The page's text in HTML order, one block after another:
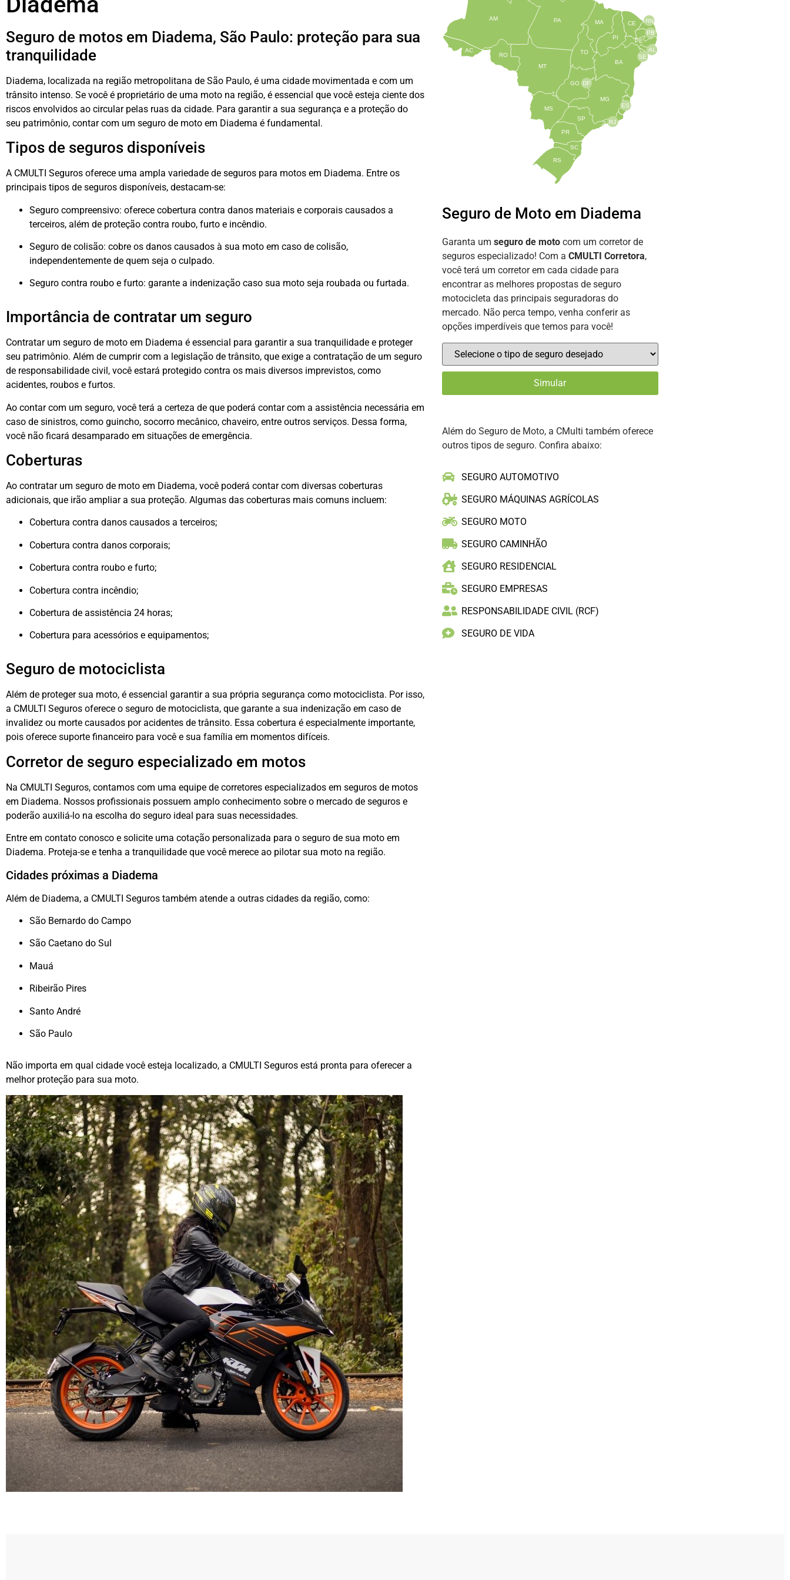
Seguro de motos em Diadema, São Paulo: proteção para sua
tranquilidade
Diadema, localizada na região metropolitana de São Paulo, é uma cidade movimentada e com um
trânsito intenso. Se você é proprietário de uma moto na região, é essencial que você esteja ciente dos
riscos envolvidos ao circular pelas ruas da cidade. Para garantir a sua segurança e a proteção do
seu patrimônio, contar com um seguro de moto em Diadema é fundamental.
Tipos de seguros disponíveis
A CMULTI Seguros oferece uma ampla variedade de seguros para motos em Diadema. Entre os
principais tipos de seguros disponíveis, destacam-se:
Seguro compreensivo: oferece cobertura contra danos materiais e corporais causados a
terceiros, além de proteção contra roubo, furto e incêndio.
Seguro de colisão: cobre os danos causados à sua moto em caso de colisão,
independentemente de quem seja o culpado.
Seguro contra roubo e furto: garante a indenização caso sua moto seja roubada ou furtada.
Importância de contratar um seguro
Contratar um seguro de moto em Diadema é essencial para garantir a sua tranquilidade e proteger
seu patrimônio. Além de cumprir com a legislação de trânsito, que exige a contratação de um seguro
de responsabilidade civil, você estará protegido contra os mais diversos imprevistos, como
acidentes, roubos e furtos.
Ao contar com um seguro, você terá a certeza de que poderá contar com a assistência necessária em
caso de sinistros, como guincho, socorro mecânico, chaveiro, entre outros serviços. Dessa forma,
você não ficará desamparado em situações de emergência.
Coberturas
Ao contratar um seguro de moto em Diadema, você poderá contar com diversas coberturas
adicionais, que irão ampliar a sua proteção. Algumas das coberturas mais comuns incluem:
Cobertura contra danos causados a terceiros;
Cobertura contra danos corporais;
Cobertura contra roubo e furto;
Cobertura contra incêndio;
Cobertura de assistência 24 horas;
Cobertura para acessórios e equipamentos;
Seguro de motociclista
Além de proteger sua moto, é essencial garantir a sua própria segurança como motociclista. Por isso,
a CMULTI Seguros oferece o seguro de motociclista, que garante a sua indenização em caso de
invalidez ou morte causados por acidentes de trânsito. Essa cobertura é especialmente importante,
pois oferece suporte financeiro para você e sua família em momentos difíceis.
Corretor de seguro especializado em motos
Na CMULTI Seguros, contamos com uma equipe de corretores especializados em seguros de motos
em Diadema. Nossos profissionais possuem amplo conhecimento sobre o mercado de seguros e
poderão auxiliá-lo na escolha do seguro ideal para suas necessidades.
Entre em contato conosco e solicite uma cotação personalizada para o seguro de sua moto em
Diadema. Proteja-se e tenha a tranquilidade que você merece ao pilotar sua moto na região.
Cidades próximas a Diadema
Além de Diadema, a CMULTI Seguros também atende a outras cidades da região, como:
São Bernardo do Campo
São Caetano do Sul
Mauá
Ribeirão Pires
Santo André
São Paulo
Não importa em qual cidade você esteja localizado, a CMULTI Seguros está pronta para oferecer a
melhor proteção para sua moto.
TO
BA
SE
PE
AL
RN
CE
PI
MA
PA
AM
AC
RO
MT
MS
GO
PR
SC
RS
SP
MG
RJ
ES
DF
PB
Seguro de Moto em Diadema
Garanta um seguro de moto com um corretor de
seguros especializado! Com a CMULTI Corretora,
você terá um corretor em cada cidade para
encontrar as melhores propostas de seguro
motocicleta das principais seguradoras do
mercado. Não perca tempo, venha conferir as
opções imperdíveis que temos para você!
Além do Seguro de Moto, a CMulti também oferece
outros tipos de seguro. Confira abaixo:
SEGURO AUTOMOTIVO
SEGURO MÁQUINAS AGRÍCOLAS
SEGURO MOTO
SEGURO CAMINHÃO
SEGURO RESIDENCIAL
SEGURO EMPRESAS
RESPONSABILIDADE CIVIL (RCF)
SEGURO DE VIDA